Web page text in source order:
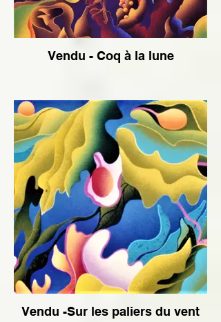
Vendu - Coq à la lune
Vendu -Sur les paliers du vent